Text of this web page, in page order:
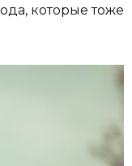
которые тоже